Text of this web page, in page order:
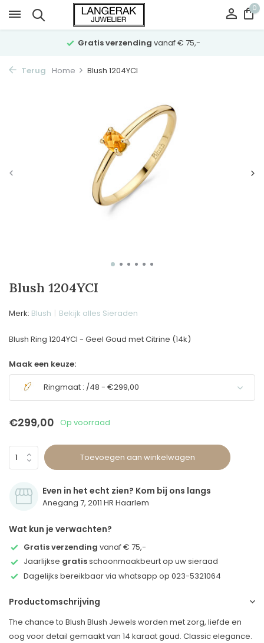
0
Gratis verzending vanaf € 75,-
Terug Home Blush 1204YCI
Blush 1204YCI
Merk: Blush Bekijk alles Sieraden
Blush Ring 1204YCI - Geel Goud met Citrine (14k)
Maak een keuze:
Ringmaat : /48 - €299,00
€299,00 Op voorraad
Toevoegen aan winkelwagen
Even in het echt zien? Kom bij ons langs
Anegang 7, 2011 HR Haarlem
Wat kun je verwachten?
Gratis verzending vanaf € 75,-
Jaarlijkse gratisschoonmaakbeurt op uw sieraad
Dagelijks bereikbaar via whatsapp op 023-5321064
Productomschrijving
The chance to Blush Blush Jewels worden met zorg, liefde en
oog voor detail gemaakt van 14 karaat goud. Classic elegance.